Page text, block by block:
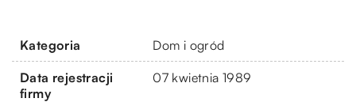
Kategoria Dom i ogród
Data rejestracji
firmy
07 kwietnia 1989